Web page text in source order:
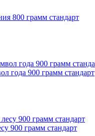
800 грамм стандарт
года 900 грамм стандарт
900 грамм стандарт